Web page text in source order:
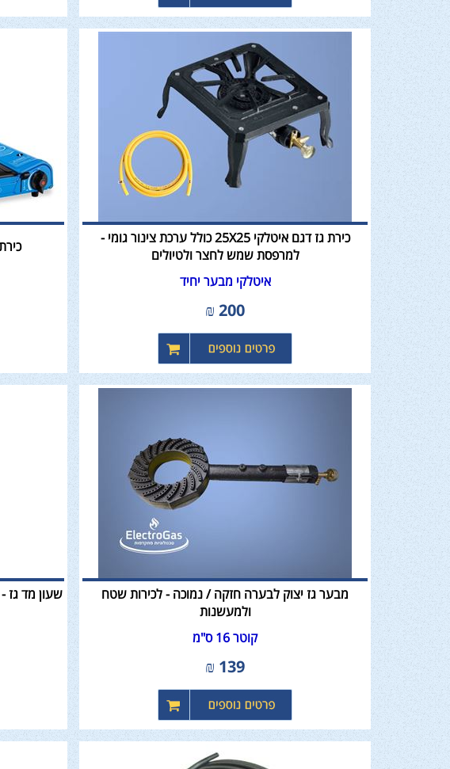
כירת גז דגם איטלקי 25X25 כולל ערכת צינור גומי -
למרפסת שמש לחצר ולטיולים
איטלקי מבער יחיד
200
₪
מבער גז יצוק לבערה חזקה / נמוכה - לכירות שטח
ולמעשנות
קוטר 16 ס"מ
139
₪
שעון מד גז